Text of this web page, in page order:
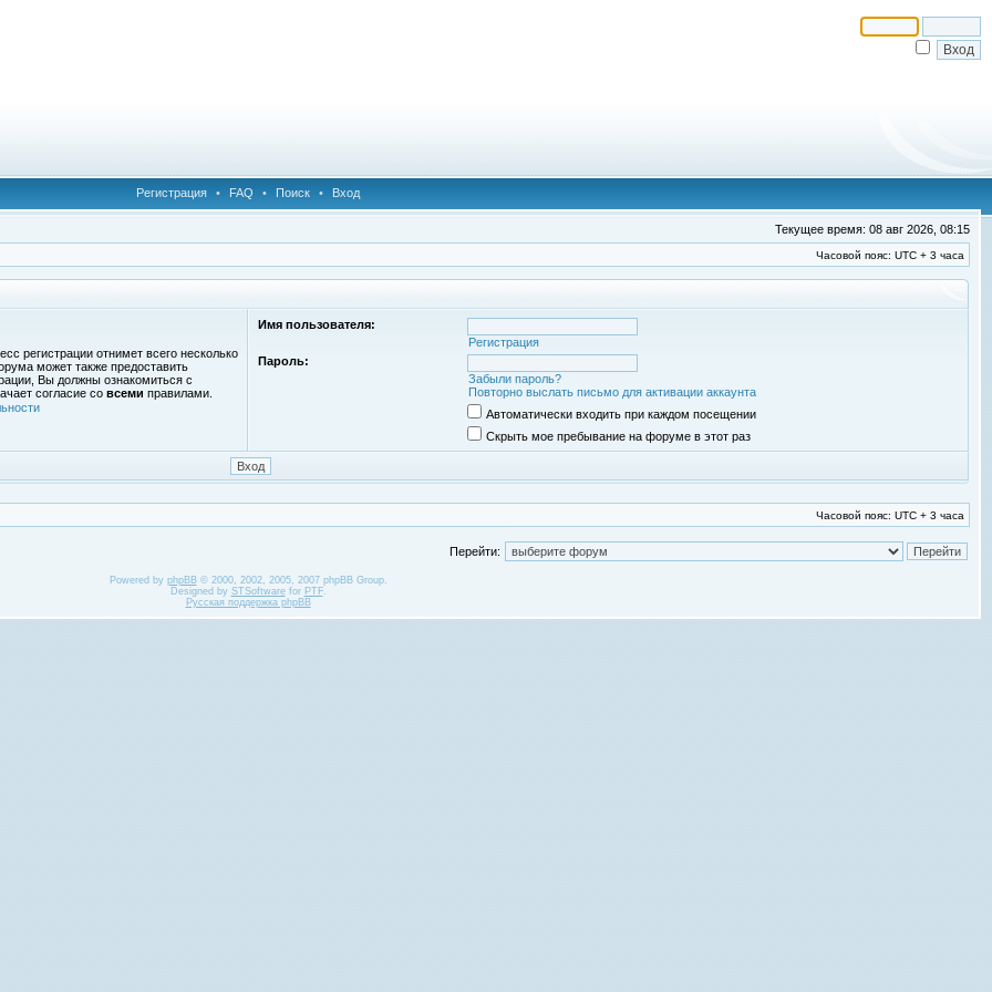
Регистрация • FAQ • Поиск • Вход
Текущее время: 08 авг 2026, 08:15
Часовой пояс: UTC + 3 часа
регистрации отнимет всего несколько
может также предоставить
Вы должны ознакомиться с
согласие со всеми правилами.
Имя пользователя:
Регистрация
Пароль:
Забыли пароль?
Повторно выслать письмо для активации аккаунта
Автоматически входить при каждом посещении
Скрыть мое пребывание на форуме в этот раз
Часовой пояс: UTC + 3 часа
Перейти:
Powered by phpBB© 2000, 2002, 2005, 2007 phpBB Group.
Designed by STSoftwarefor PTF.
Русская поддержка phpBB